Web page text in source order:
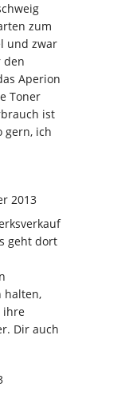
zum
und zwar
den
Aperion
Toner
ist
gern, ich
2013
geht dort
halten,
ihre
Dir auch